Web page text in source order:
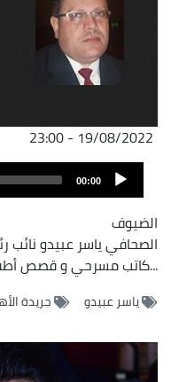
19/08/2022 - 23:00
Audio
Player
00:00
الضيوف
الصحافي ياسر عبيدو نائب
...كاتب مسرحي و قصص
ياسر عبيدو جريدة